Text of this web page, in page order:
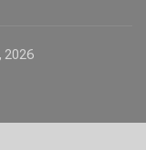
2026